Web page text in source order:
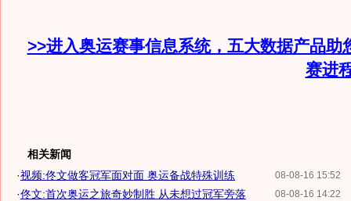
>>进入奥运赛事信息系统，五大数据产品助
赛进
相关新闻
08-08-16 15:52
·视频:佟文做客冠军面对面 奥运备战特殊训练
08-08-16 14:22
·佟文:首次奥运之旅奇妙制胜 从未想过冠军旁落